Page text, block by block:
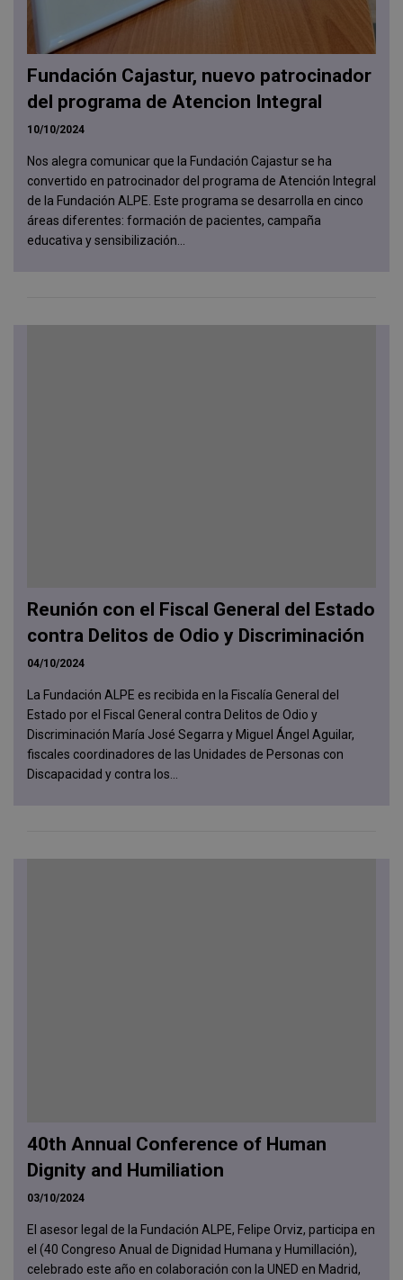
Fundación Cajastur, nuevo patrocinador
del programa de Atencion Integral
10/10/2024
Nos alegra comunicar que la Fundación Cajastur se ha
convertido en patrocinador del programa de Atención Integral
de la Fundación ALPE. Este programa se desarrolla en cinco
áreas diferentes: formación de pacientes, campaña
educativa y sensibilización...
Reunión con el Fiscal General del Estado
contra Delitos de Odio y Discriminación
04/10/2024
La Fundación ALPE es recibida en la Fiscalía General del
Estado por el Fiscal General contra Delitos de Odio y
Discriminación María José Segarra y Miguel Ángel Aguilar,
fiscales coordinadores de las Unidades de Personas con
Discapacidad y contra los...
40th Annual Conference of Human
Dignity and Humiliation
03/10/2024
El asesor legal de la Fundación ALPE, Felipe Orviz, participa en
el (40 Congreso Anual de Dignidad Humana y Humillación),
celebrado este año en colaboración con la UNED en Madrid,